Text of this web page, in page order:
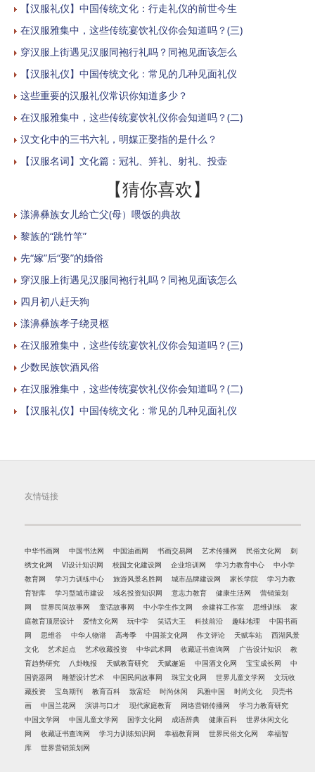
【汉服礼仪】中国传统文化：行走礼仪的前世今生
在汉服雅集中，这些传统宴饮礼仪你会知道吗？(三)
穿汉服上街遇见汉服同袍行礼吗？同袍见面该怎么
【汉服礼仪】中国传统文化：常见的几种见面礼仪
这些重要的汉服礼仪常识你知道多少？
在汉服雅集中，这些传统宴饮礼仪你会知道吗？(二)
汉文化中的三书六礼，明媒正娶指的是什么？
【汉服名词】文化篇：冠礼、笄礼、射礼、投壶
【猜你喜欢】
漾濞彝族女儿给亡父(母）喂饭的典故
黎族的“跳竹竿”
先“嫁”后“娶”的婚俗
穿汉服上街遇见汉服同袍行礼吗？同袍见面该怎么
四月初八赶天狗
漾濞彝族孝子绕灵柩
在汉服雅集中，这些传统宴饮礼仪你会知道吗？(三)
少数民族饮酒风俗
在汉服雅集中，这些传统宴饮礼仪你会知道吗？(二)
【汉服礼仪】中国传统文化：常见的几种见面礼仪
友情链接
中华书画网 中国书法网 中国油画网 书画交易网 艺术传播网 民俗文化网
刺
绣文化网
VI设计知识网 校园文化建设网 企业培训网 学习力教育中心
中小学
教育网
学习力训练中心 旅游风景名胜网 城市品牌建设网 家长学院
学习力教
育智库
学习型城市建设 域名投资知识网 意志力教育 健康生活网
营销策划
网
世界民间故事网 童话故事网 中小学生作文网 余建祥工作室 思维训练
家
庭教育顶层设计
爱情文化网 玩中学 笑话大王 科技前沿 趣味地理
中国书画
网
思维谷 中华人物谱 高考季 中国茶文化网 作文评论 天赋车站
西湖风景
文化
艺术起点 艺术收藏投资 中华武术网 收藏证书查询网 广告设计知识
教
育趋势研究
八卦晚报 天赋教育研究 天赋邂逅 中国酒文化网 宝宝成长网
中
国瓷器网
雕塑设计艺术 中国民间故事网 珠宝文化网 世界儿童文学网
文玩收
藏投资
宝岛期刊 教育百科 致富经 时尚休闲 风雅中国 时尚文化
贝壳书
画
中国兰花网 演讲与口才 现代家庭教育 网络营销传播网
学习力教育研究
中国文学网
中国儿童文学网 国学文化网 成语辞典 健康百科
世界休闲文化
网
收藏证书查询网 学习力训练知识网 幸福教育网 世界民俗文化网
幸福智
库
世界营销策划网